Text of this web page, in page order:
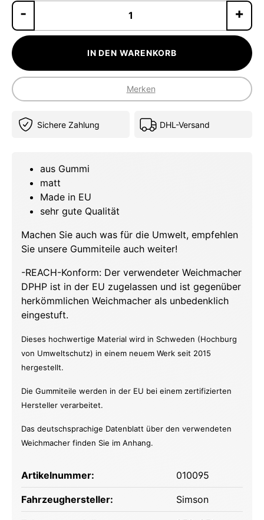
IN DEN WARENKORB
Merken
Sichere Zahlung DHL-Versand
aus Gummi
matt
Made in EU
sehr gute Qualität
Machen Sie auch was für die Umwelt, empfehlen
Sie unsere Gummiteile auch weiter!
-REACH-Konform: Der verwendeter Weichmacher
DPHP ist in der EU zugelassen und ist gegenüber
herkömmlichen Weichmacher als unbedenklich
eingestuft.
Dieses hochwertige Material wird in Schweden (Hochburg
von Umweltschutz) in einem neuem Werk seit 2015
hergestellt.
Die Gummiteile werden in der EU bei einem zertifizierten
Hersteller verarbeitet.
Das deutschsprachige Datenblatt über den verwendeten
Weichmacher finden Sie im Anhang.
Artikelnummer: 010095
Fahrzeughersteller: Simson